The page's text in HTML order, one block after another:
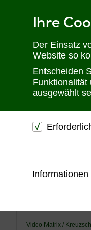
Ihre
Der Einsatz
Website so
Entscheiden
Funktionalität
ausgewählt
Website.
Telefon:
KVM
Videotechnik
Video Matrix /